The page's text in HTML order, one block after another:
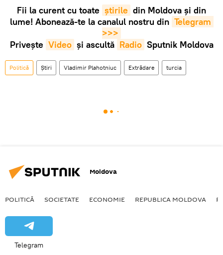
Fii la curent cu toate știrile din Moldova și din
lume! Abonează-te la canalul nostru din Telegram
>>>
Privește Video și ascultă Radio Sputnik Moldova
Politică Știri Vladimir Plahotniuc Extrădare turcia
Moldova
POLITICĂ SOCIETATE ECONOMIE REPUBLICA MOLDOVA
Telegram